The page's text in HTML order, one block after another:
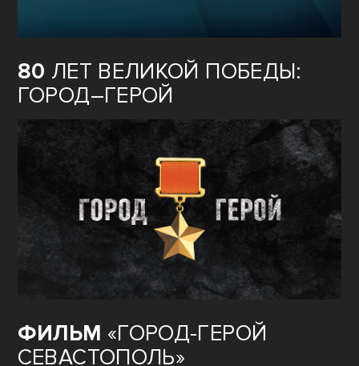
80 ЛЕТ ВЕЛИКОЙ ПОБЕДЫ:
ГОРОД–ГЕРОЙ
ФИЛЬМ «ГОРОД-ГЕРОЙ
СЕВАСТОПОЛЬ»